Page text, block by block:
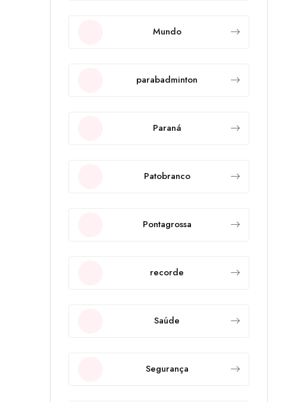
Mundo
parabadminton
Paraná
Patobranco
Pontagrossa
recorde
Saúde
Segurança